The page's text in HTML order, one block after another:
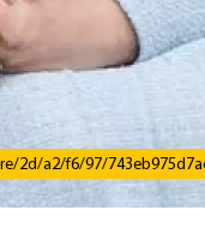
a2/f6/97/